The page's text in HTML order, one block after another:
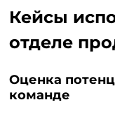
Кейсы
отделе
Оценка
команде